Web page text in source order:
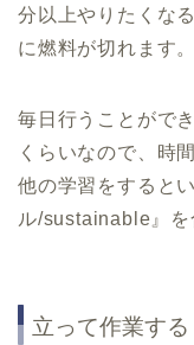
分以上やりたくな
に燃料が切れます。
毎日行うことがで
くらいなので、時
他の学習をすると
ル/sustainable』を
立って作業する